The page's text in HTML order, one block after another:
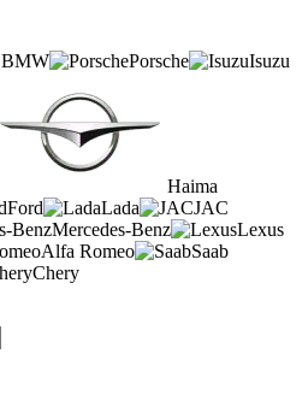
BMW Porsche Isuzu
Haima
Ford Lada
JAC
Mercedes-Benz
Lexus
Alfa Romeo
Saab
Chery